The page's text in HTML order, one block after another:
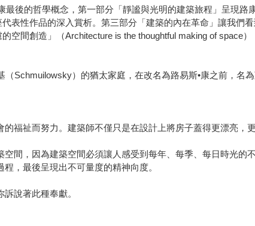
後的哲學概念，第一部分「靜謐與光明的建築旅程」呈現路
表性作品的深入賞析。第三部分「建築的內在革命」讓我們
空間創造」（Architecture is the thoughtful making of space
Schmuilowsky）的猶太家庭，在改名為路易斯•康之前，名
福祉而努力。建築師不僅只是在設計上將房子蓋得更漂亮，
間，因為建築空間必須讓人感受到每年、每季、每日時光
，最後呈現出不可量度的精神向度。
說著此種奉獻。